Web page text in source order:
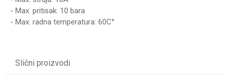
- Max. pritisak: 10 bara
- Max. radna temperatura: 60C°
Slični proizvodi